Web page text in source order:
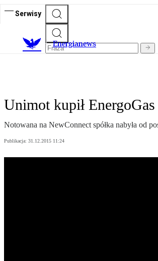
Serwisy
Energianews
Unimot kupił EnergoGas
Notowana na NewConnect spółka nabyła od
Publikacja: 31.12.2015 11:24